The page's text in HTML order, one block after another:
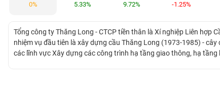
0%
5.33%
9.72%
-1.25%
Tổng công ty Thăng Long - CTCP tiền thân là Xí nghiệp Liên
nhiệm vụ đầu tiên là xây dựng cầu Thăng Long (1973-1985) -
các lĩnh vực Xây dựng các công trình hạ tầng giao thông, hạ tầng
THẾ
GIỚI